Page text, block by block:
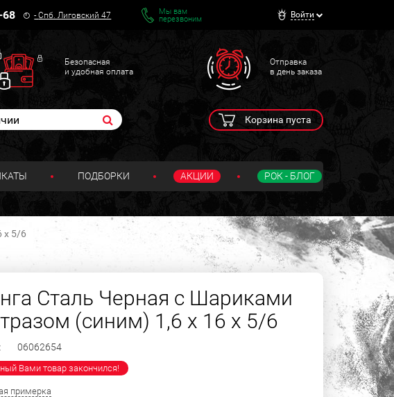
68 -Спб. Лиговский 47
Мы вам
перезвоним
Войти
Безопасная
и удобная оплата
Отправка
в день заказа
Корзина пуста
ПОДБОРКИ АКЦИИ РОК - БЛОГ
х 5/6
Сталь Черная с Шариками
(синим) 1,6 х 16 х 5/6
06062654
Вами товар закончился!
примерка